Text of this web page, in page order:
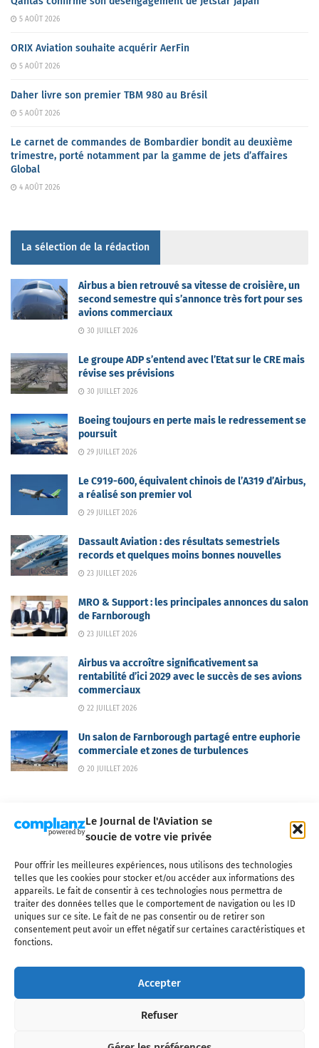
Le Journal de l'Aviation se
soucie de votre vie privée
Pour offrir les meilleures expériences, nous utilisons des technologies
telles que les cookies pour stocker et/ou accéder aux informations des
appareils. Le fait de consentir à ces technologies nous permettra de
traiter des données telles que le comportement de navigation ou les ID
uniques sur ce site. Le fait de ne pas consentir ou de retirer son
consentement peut avoir un effet négatif sur certaines caractéristiques et
fonctions.
Accepter
Refuser
5 AOÛT 2026
ORIX Aviation souhaite acquérir AerFin
5 AOÛT 2026
Daher livre son premier TBM 980 au Brésil
5 AOÛT 2026
Le carnet de commandes de Bombardier bondit au deuxième
trimestre, porté notamment par la gamme de jets d’affaires
Global
4 AOÛT 2026
La sélection de la rédaction
Airbus a bien retrouvé sa vitesse de croisière, un
second semestre qui s’annonce très fort pour ses
avions commerciaux
30 JUILLET 2026
Le groupe ADP s’entend avec l’Etat sur le CRE mais
révise ses prévisions
30 JUILLET 2026
Boeing toujours en perte mais le redressement se
poursuit
29 JUILLET 2026
Le C919-600, équivalent chinois de l’A319 d’Airbus,
a réalisé son premier vol
29 JUILLET 2026
Dassault Aviation : des résultats semestriels
records et quelques moins bonnes nouvelles
23 JUILLET 2026
MRO & Support : les principales annonces du salon
de Farnborough
23 JUILLET 2026
Airbus va accroître significativement sa
rentabilité d’ici 2029 avec le succès de ses avions
commerciaux
22 JUILLET 2026
Un salon de Farnborough partagé entre euphorie
commerciale et zones de turbulences
20 JUILLET 2026
Qui sommes-nous ? Nous contacter
Partenaires
Mentions légales
CGV Politique de confidentialité Cookies
l'industrie aéronautique, l'aviation commerciale, l'aviation d'affaires, les
civils, l'aéronautique de défense et l'industrie spatiale. Toute reproduction,
interdite sans autorisation écrite spécifique du Journal de l’Aviation.